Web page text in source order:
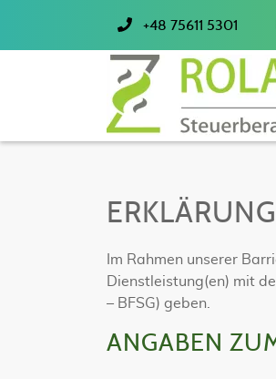
+48 75611 5301
Im Rahmen unserer
Dienstleistung(en) mit
– BFSG) geben.
ANGABEN